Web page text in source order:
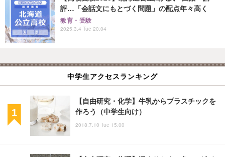
評…「会話文にもとづく問題」の配点年々高く
教育・受験
2025.3.4 Tue 20:04
中学生アクセスランキング
【自由研究・化学】牛乳からプラスチックを
作ろう（中学生向け）
2018.7.10 Tue 15:00